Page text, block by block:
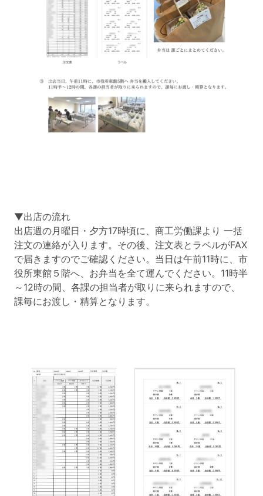
▼出店の流れ
出店週の月曜日・夕方17時頃に、商工労働課より 一括
注文の連絡が入ります。その後、注文表とラベルがFAX
で届きますのでご確認ください。当日は午前11時に、市
役所東館５階へ、お弁当を全て運んでください。11時半
～12時の間、各課の担当者が取りに来られますので、
課毎にお渡し・精算となります。